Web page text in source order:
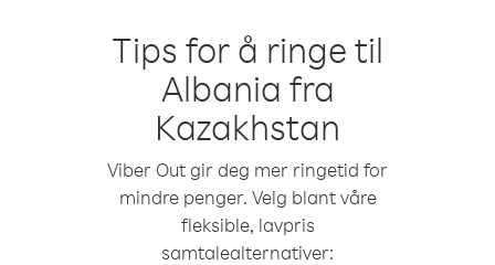
Tips for å ringe til
Albania fra
Kazakhstan
Viber Out gir deg mer ringetid for
mindre penger. Velg blant våre
fleksible, lavpris
samtalealternativer: